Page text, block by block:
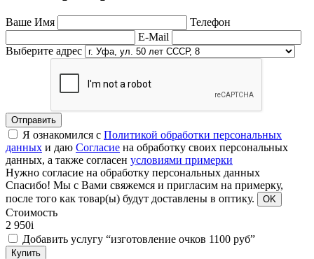
Ваше Имя
Телефон
E-Mail
Выберите адрес
Отправить
Я ознакомился с Политикой обработки персональных
данных и даю Согласие на обработку своих персональных
данных, а также согласен условиями примерки
Нужно согласие на обработку персональных данных
Спасибо! Мы с Вами свяжемся и пригласим на примерку,
после того как товар(ы) будут доставлены в оптику.
OK
Стоимость
2 950i
Добавить услугу “изготовление очков 1100 руб”
Купить